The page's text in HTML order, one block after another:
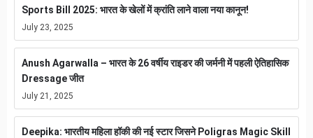
Sports Bill 2025: भारत के खेलों में क्रांति लाने वाला नया कानून!
July 23, 2025
Anush Agarwalla – भारत के 26 वर्षीय राइडर की जर्मनी में पहली ऐतिहासिक
Dressage जीत
July 21, 2025
Deepika: भारतीय महिला हॉकी की नई स्टार जिसने Poligras Magic Skill